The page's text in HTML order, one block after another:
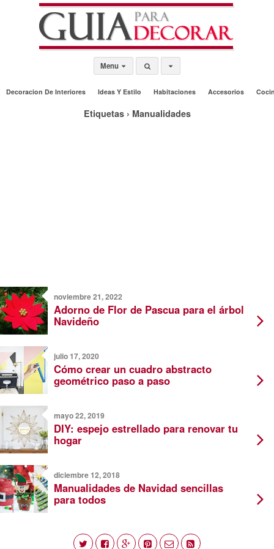
Menu
Decoracion De Interiores Ideas Y Estilo Habitaciones Accesorios
Etiquetas › Manualidades
noviembre 21, 2022
Adorno de Flor de Pascua para el árbol
Navideño
julio 17, 2020
Cómo crear un cuadro abstracto
geométrico paso a paso
mayo 22, 2019
DIY: espejo estrellado para renovar tu
hogar
diciembre 12, 2018
Manualidades de Navidad sencillas
para todos